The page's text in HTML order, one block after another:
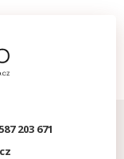
203 671